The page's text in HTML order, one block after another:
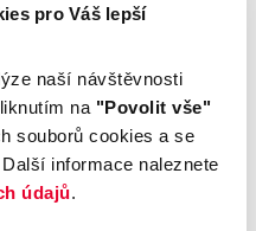
pro Váš lepší
naší návštěvnosti
na "Povolit vše"
souborů cookies a se
informace naleznete
údajů.
Model
CX-60
Karoserie
SUV
Kombinovaná